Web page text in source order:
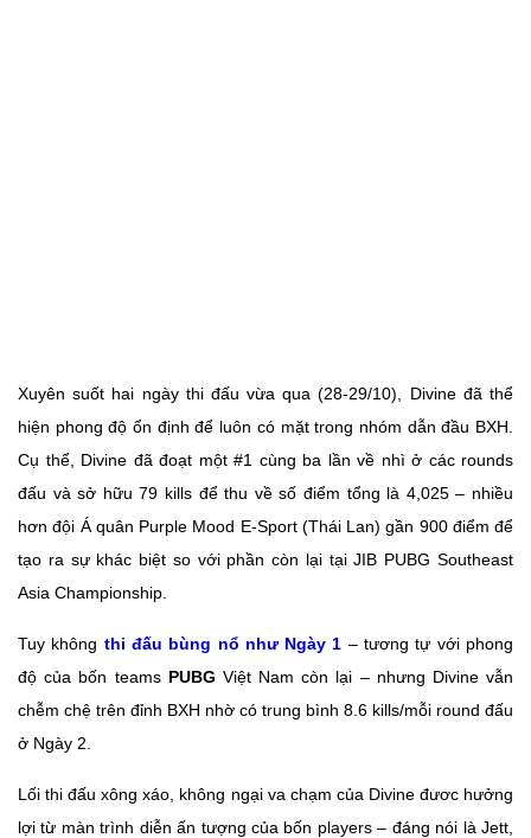
Xuyên suốt hai ngày thi đấu vừa qua (28-29/10), Divine đã thể
hiện phong độ ổn định để luôn có mặt trong nhóm dẫn đầu BXH.
Cụ thể, Divine đã đoạt một #1 cùng ba lần về nhì ở các rounds
đấu và sở hữu 79 kills để thu về số điểm tổng là 4,025 – nhiều
hơn đội Á quân Purple Mood E-Sport (Thái Lan) gần 900 điểm để
tạo ra sự khác biệt so với phần còn lại tại JIB PUBG Southeast
Asia Championship.
Tuy không thi đấu bùng nổ như Ngày 1 – tương tự với phong
độ của bốn teams PUBG Việt Nam còn lại – nhưng Divine vẫn
chễm chệ trên đỉnh BXH nhờ có trung bình 8.6 kills/mỗi round đấu
ở Ngày 2.
Lối thi đấu xông xáo, không ngại va chạm của Divine đươc hưởng
lợi từ màn trình diễn ấn tượng của bốn players – đáng nói là Jett,